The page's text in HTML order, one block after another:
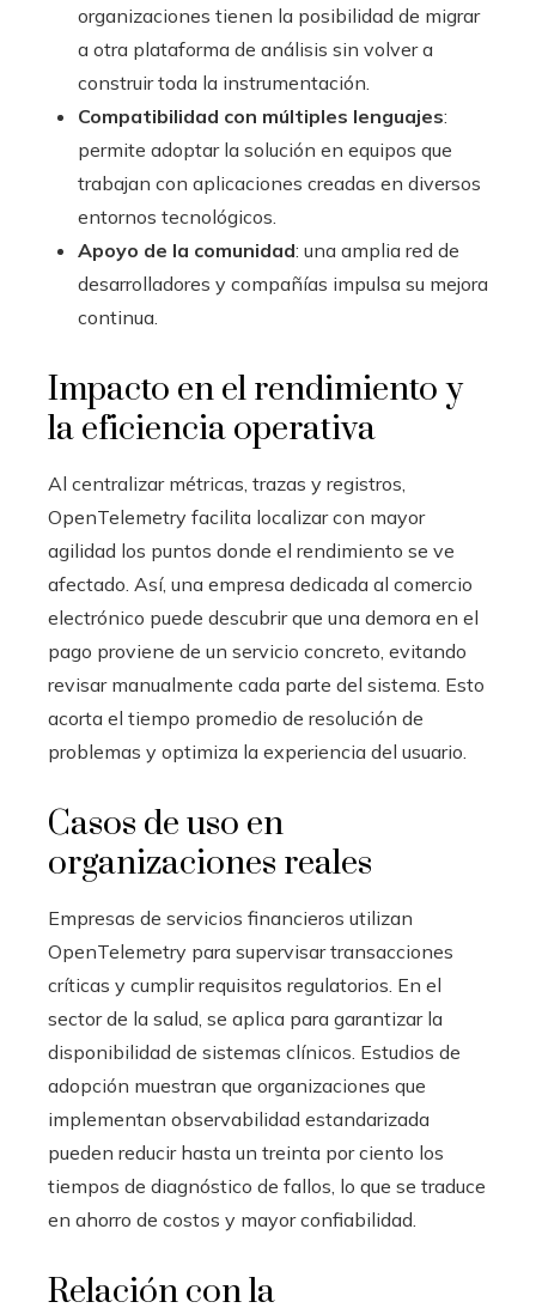
organizaciones tienen la posibilidad de migrar
a otra plataforma de análisis sin volver a
construir toda la instrumentación.
Compatibilidad con múltiples lenguajes:
permite adoptar la solución en equipos que
trabajan con aplicaciones creadas en diversos
entornos tecnológicos.
Apoyo de la comunidad: una amplia red de
desarrolladores y compañías impulsa su mejora
continua.
Impacto en el rendimiento y
la eficiencia operativa
Al centralizar métricas, trazas y registros,
OpenTelemetry facilita localizar con mayor
agilidad los puntos donde el rendimiento se ve
afectado. Así, una empresa dedicada al comercio
electrónico puede descubrir que una demora en el
pago proviene de un servicio concreto, evitando
revisar manualmente cada parte del sistema. Esto
acorta el tiempo promedio de resolución de
problemas y optimiza la experiencia del usuario.
Casos de uso en
organizaciones reales
Empresas de servicios financieros utilizan
OpenTelemetry para supervisar transacciones
críticas y cumplir requisitos regulatorios. En el
sector de la salud, se aplica para garantizar la
disponibilidad de sistemas clínicos. Estudios de
adopción muestran que organizaciones que
implementan observabilidad estandarizada
pueden reducir hasta un treinta por ciento los
tiempos de diagnóstico de fallos, lo que se traduce
en ahorro de costos y mayor confiabilidad.
Relación con la